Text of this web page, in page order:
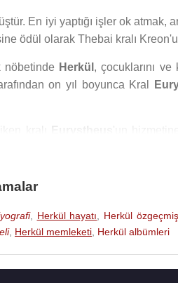
En iyi yaptığı işler ok
ödül olarak Thebai kralı
nöbetinde Herkül , çocuklarını ve
on yıl boyunca Kral
denir.
olarak satılır. Üç yıl boyunca
kalmaz da savaşlarına
nedenle çıkan bu savaşın
, Herkül hayatı Herkül
, Herkül memleketi Herkül albümleri